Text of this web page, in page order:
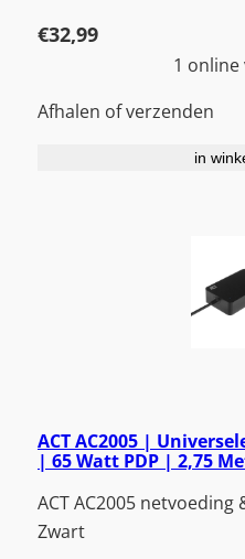
€32,99
1
Afhalen of verzenden
in
ACT AC2005 |
| 65 Watt PDP | 2,75
ACT AC2005
Zwart